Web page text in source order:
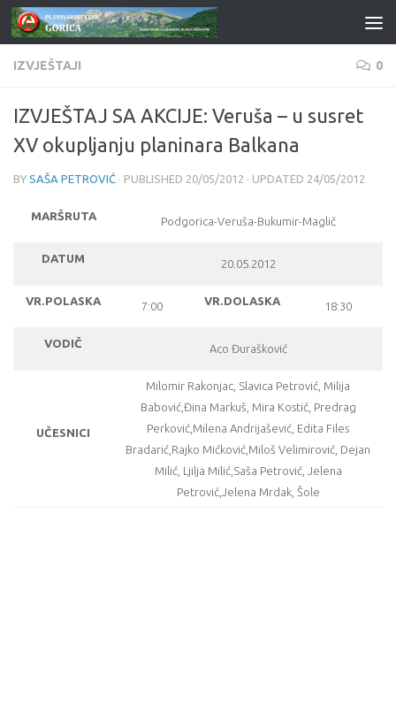
Skip to content
IZVJEŠTAJI 0
IZVJEŠTAJ SA AKCIJE: Veruša – u susret
XV okupljanju planinara Balkana
BY SAŠA PETROVIĆ · PUBLISHED 20/05/2012 · UPDATED 24/05/2012
MARŠRUTA Podgorica-Veruša-Bukumir-Maglič
DATUM 20.05.2012
VR.POLASKA 7:00 VR.DOLASKA 18:30
VODIČ Aco Đurašković
UČESNICI
Milomir Rakonjac, Slavica Petrović, Milija
Babović,Đina Markuš, Mira Kostić, Predrag
Perković,Milena Andrijašević, Edita Files
Bradarić,Rajko Mićković,Miloš Velimirović, Dejan
Milić, Ljilja Milić,Saša Petrović, Jelena
Petrović,Jelena Mrdak, Šole